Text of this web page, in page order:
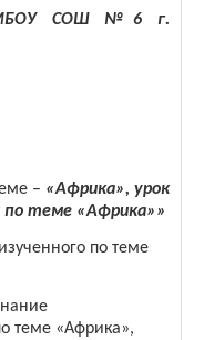
СОШ №6 г.
– «Африка», урок
теме «Африка»»
по теме
теме «Африка»,